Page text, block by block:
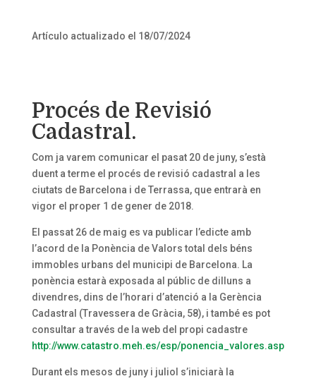
Artículo actualizado el 18/07/2024
Procés de Revisió
Cadastral.
Com ja varem comunicar el pasat 20 de juny, s’està
duent a terme el procés de revisió cadastral a les
ciutats de Barcelona i de Terrassa, que entrarà en
vigor el proper 1 de gener de 2018.
El passat 26 de maig es va publicar l’edicte amb
l’acord de la Ponència de Valors total dels béns
immobles urbans del municipi de Barcelona. La
ponència estarà exposada al públic de dilluns a
divendres, dins de l’horari d’atenció a la Gerència
Cadastral (Travessera de Gràcia, 58), i també es pot
consultar a través de la web del propi cadastre
http://www.catastro.meh.es/esp/ponencia_valores.asp
Durant els mesos de juny i juliol s’iniciarà la